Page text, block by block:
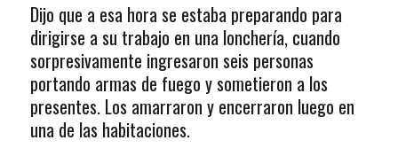
Dijo que a esa hora se estaba preparando para
dirigirse a su trabajo en una lonchería, cuando
sorpresivamente ingresaron seis personas
portando armas de fuego y sometieron a los
presentes. Los amarraron y encerraron luego en
una de las habitaciones.